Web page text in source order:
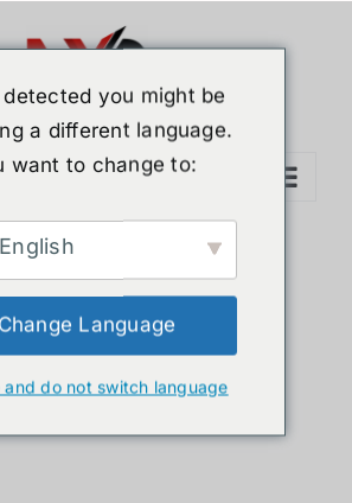
Name
24 Products
you might be
a different language.
want to change to:
English
Change Language
and do not switch language